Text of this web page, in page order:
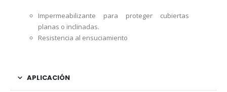
Impermeabilizante para proteger cubiertas
planas o inclinadas.
Resistencia al ensuciamiento
APLICACIÓN